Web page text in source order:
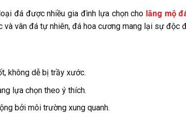
đá được nhiều gia đình lựa chọn cho lăng mộ
và vân đá tự nhiên, đá hoa cương mang lại sự độc
không dễ bị trầy xước.
lựa chọn theo ý thích.
bởi môi trường xung quanh.